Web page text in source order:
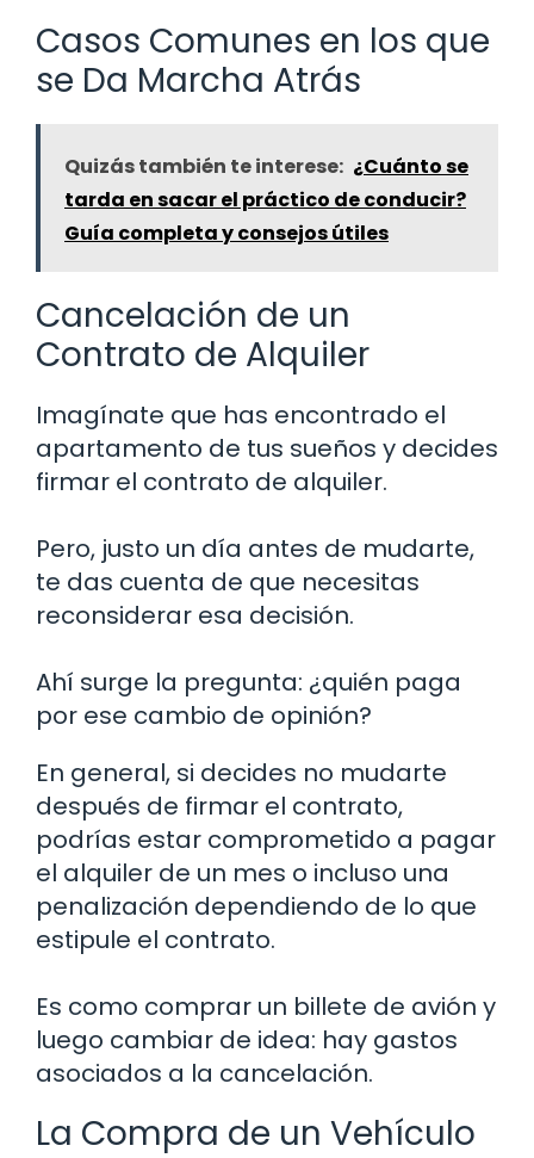
Casos Comunes en los que
se Da Marcha Atrás
Quizás también te interese: ¿Cuánto se
tarda en sacar el práctico de conducir?
Guía completa y consejos útiles
Cancelación de un
Contrato de Alquiler
Imagínate que has encontrado el
apartamento de tus sueños y decides
firmar el contrato de alquiler.
Pero, justo un día antes de mudarte,
te das cuenta de que necesitas
reconsiderar esa decisión.
Ahí surge la pregunta: ¿quién paga
por ese cambio de opinión?
En general, si decides no mudarte
después de firmar el contrato,
podrías estar comprometido a pagar
el alquiler de un mes o incluso una
penalización dependiendo de lo que
estipule el contrato.
Es como comprar un billete de avión y
luego cambiar de idea: hay gastos
asociados a la cancelación.
La Compra de un Vehículo